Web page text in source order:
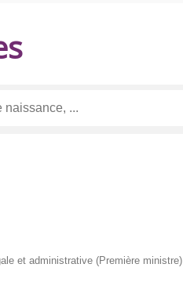
et administrative (Première ministre)